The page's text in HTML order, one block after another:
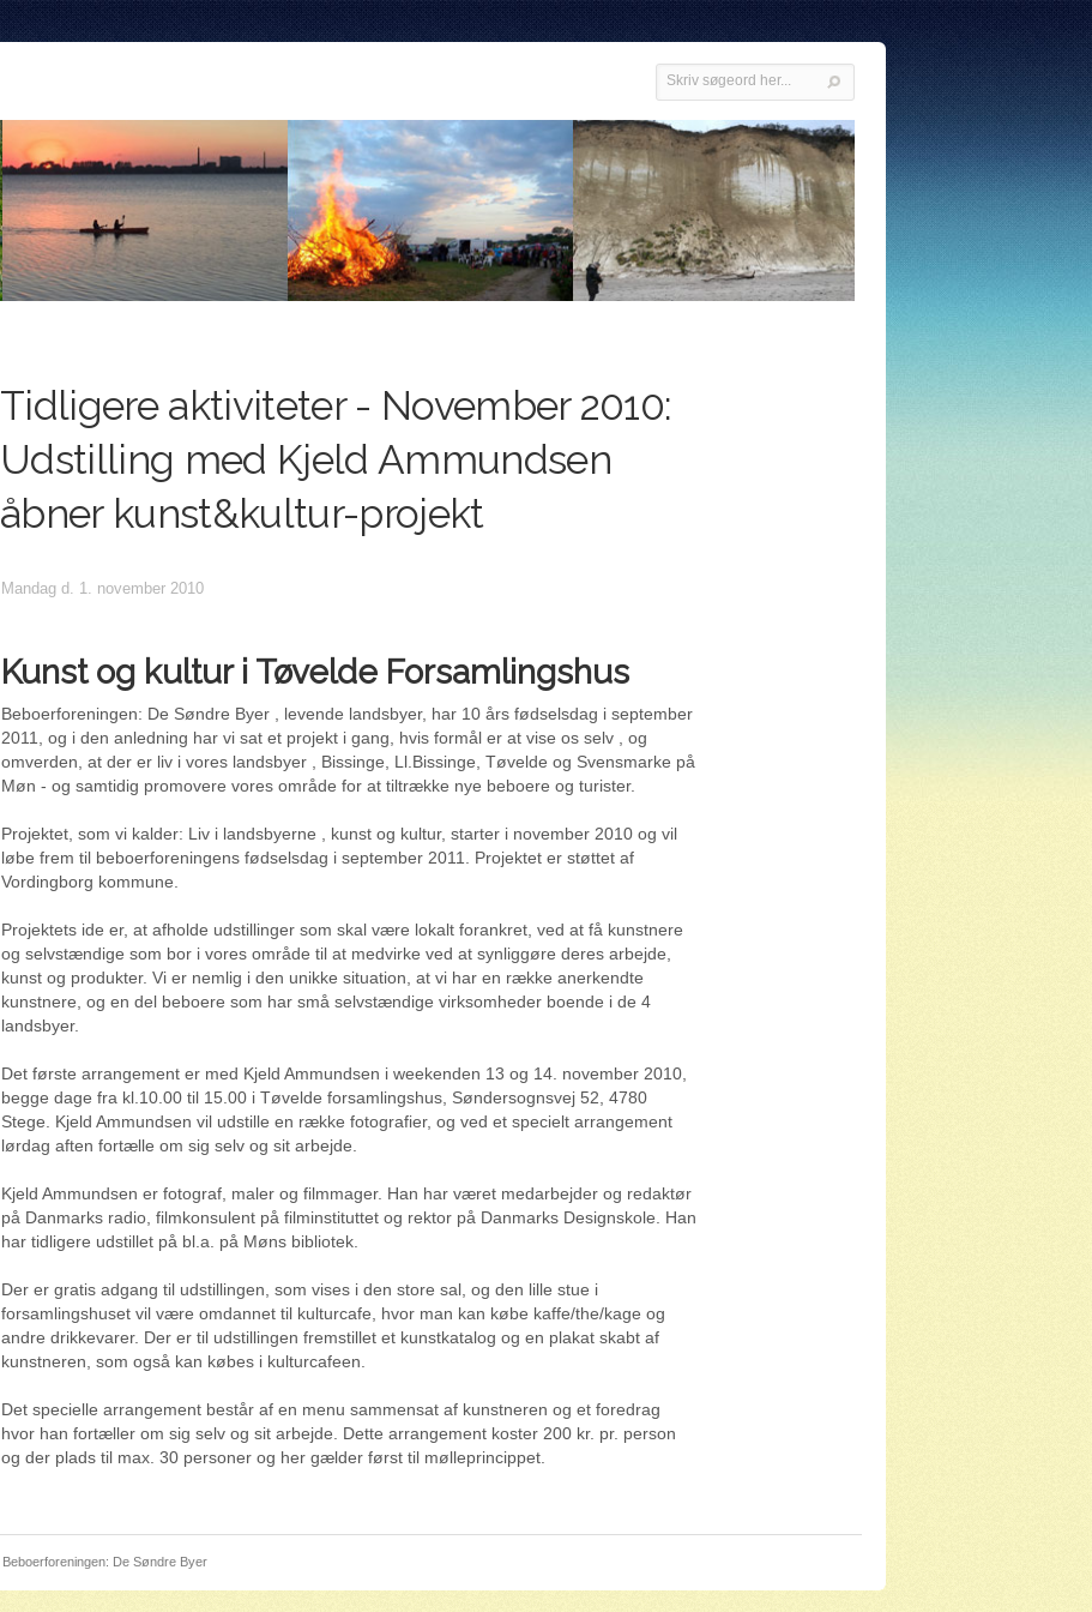
Tidligere aktiviteter - November 2010:
Udstilling med Kjeld Ammundsen
åbner kunst&kultur-projekt
Mandag d. 1. november 2010
Kunst og kultur i Tøvelde Forsamlingshus
Beboerforeningen: De Søndre Byer , levende landsbyer, har 10 års fødselsdag i september
2011, og i den anledning har vi sat et projekt i gang, hvis formål er at vise os selv , og
omverden, at der er liv i vores landsbyer , Bissinge, Ll.Bissinge, Tøvelde og Svensmarke på
Møn - og samtidig promovere vores område for at tiltrække nye beboere og turister.
Projektet, som vi kalder: Liv i landsbyerne , kunst og kultur, starter i november 2010 og vil
løbe frem til beboerforeningens fødselsdag i september 2011. Projektet er støttet af
Vordingborg kommune.
Projektets ide er, at afholde udstillinger som skal være lokalt forankret, ved at få kunstnere
og selvstændige som bor i vores område til at medvirke ved at synliggøre deres arbejde,
kunst og produkter. Vi er nemlig i den unikke situation, at vi har en række anerkendte
kunstnere, og en del beboere som har små selvstændige virksomheder boende i de 4
landsbyer.
Det første arrangement er med Kjeld Ammundsen i weekenden 13 og 14. november 2010,
begge dage fra kl.10.00 til 15.00 i Tøvelde forsamlingshus, Søndersognsvej 52, 4780
Stege. Kjeld Ammundsen vil udstille en række fotografier, og ved et specielt arrangement
lørdag aften fortælle om sig selv og sit arbejde.
Kjeld Ammundsen er fotograf, maler og filmmager. Han har været medarbejder og redaktør
på Danmarks radio, filmkonsulent på filminstituttet og rektor på Danmarks Designskole. Han
har tidligere udstillet på bl.a. på Møns bibliotek.
Der er gratis adgang til udstillingen, som vises i den store sal, og den lille stue i
forsamlingshuset vil være omdannet til kulturcafe, hvor man kan købe kaffe/the/kage og
andre drikkevarer. Der er til udstillingen fremstillet et kunstkatalog og en plakat skabt af
kunstneren, som også kan købes i kulturcafeen.
Det specielle arrangement består af en menu sammensat af kunstneren og et foredrag
hvor han fortæller om sig selv og sit arbejde. Dette arrangement koster 200 kr. pr. person
og der plads til max. 30 personer og her gælder først til mølleprincippet.
Beboerforeningen: De Søndre Byer